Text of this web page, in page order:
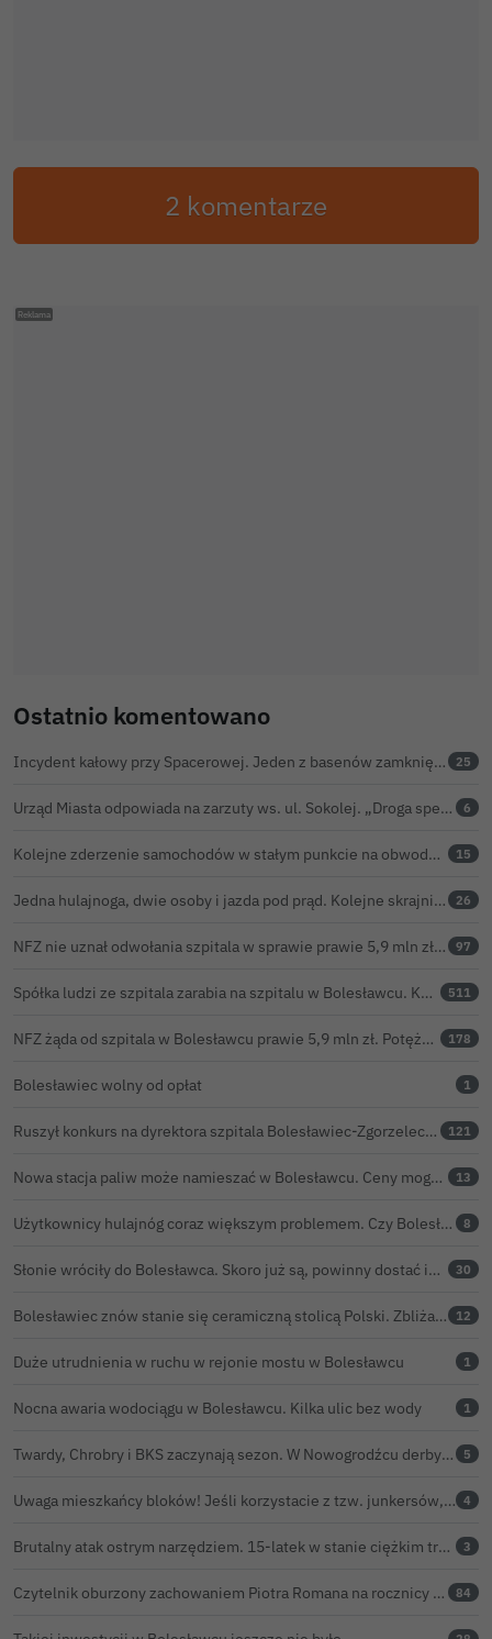
Ostatnio komentowano
Incydent kałowy przy Spacerowej. Jeden z basenów zamknięty do odwołania 25
Urząd Miasta odpowiada na zarzuty ws. ul. Sokolej. „Droga spełnia wszystkie normy” 6
Kolejne zderzenie samochodów w stałym punkcie na obwodnicy Bolesławca 15
Jedna hulajnoga, dwie osoby i jazda pod prąd. Kolejne skrajnie nieodpowiedzialne zachowanie na ulicach Bolesławca 26
NFZ nie uznał odwołania szpitala w sprawie prawie 5,9 mln zł. Barczyk: rozważamy sąd 97
Spółka ludzi ze szpitala zarabia na szpitalu w Bolesławcu. Kwoty pozostają tajne 511
NFZ żąda od szpitala w Bolesławcu prawie 5,9 mln zł. Potężny cios po kontroli rozliczeń 178
Bolesławiec wolny od opłat 1
Ruszył konkurs na dyrektora szpitala Bolesławiec-Zgorzelec. Rozstrzygnięcie już w czerwcu? 121
Nowa stacja paliw może namieszać w Bolesławcu. Ceny mogą być niższe nawet o 30 groszy na litrze 13
Użytkownicy hulajnóg coraz większym problemem. Czy Bolesławiec powinien pójść śladem Gniezna? 8
Słonie wróciły do Bolesławca. Skoro już są, powinny dostać imiona? 30
Bolesławiec znów stanie się ceramiczną stolicą Polski. Zbliża się 32. Święto Ceramiki 12
Duże utrudnienia w ruchu w rejonie mostu w Bolesławcu 1
Nocna awaria wodociągu w Bolesławcu. Kilka ulic bez wody 1
Twardy, Chrobry i BKS zaczynają sezon. W Nowogrodźcu derby i pomoc dla Jakuba w powrocie do zdrowia 5
Uwaga mieszkańcy bloków! Jeśli korzystacie z tzw. junkersów, przeczytajcie to koniecznie 4
Brutalny atak ostrym narzędziem. 15-latek w stanie ciężkim trafił do szpitala 3
Czytelnik oburzony zachowaniem Piotra Romana na rocznicy prezydentury Karola Nawrockiego. Obejrzeliśmy nagranie 84
2 komentarze